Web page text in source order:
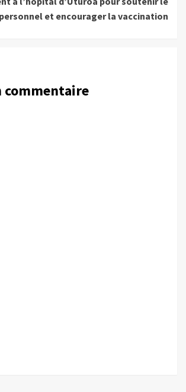
personnel et encourager la vaccination
commentaire